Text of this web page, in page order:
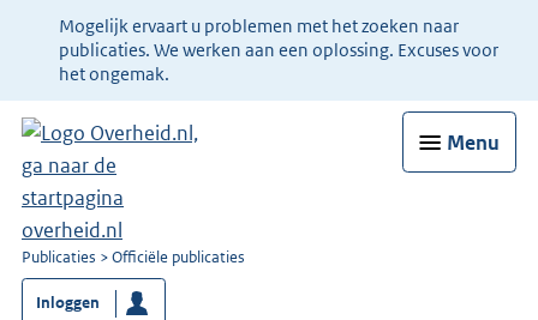
Ter
informatie:
Mogelijk ervaart u problemen met het zoeken naar
publicaties. We werken aan een oplossing. Excuses voor
het ongemak.
Menu
U
bent
nu
Publicaties Officiële publicaties
Inloggen